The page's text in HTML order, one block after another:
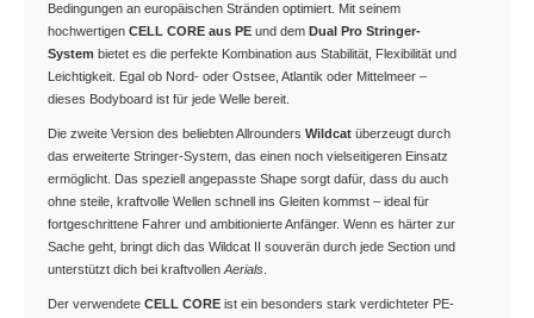
Bedingungen an europäischen Stränden optimiert. Mit seinem
hochwertigen CELL CORE aus PE und dem Dual Pro Stringer-
System bietet es die perfekte Kombination aus Stabilität, Flexibilität und
Leichtigkeit. Egal ob Nord- oder Ostsee, Atlantik oder Mittelmeer –
dieses Bodyboard ist für jede Welle bereit.
Die zweite Version des beliebten Allrounders Wildcat überzeugt durch
das erweiterte Stringer-System, das einen noch vielseitigeren Einsatz
ermöglicht. Das speziell angepasste Shape sorgt dafür, dass du auch
ohne steile, kraftvolle Wellen schnell ins Gleiten kommst – ideal für
fortgeschrittene Fahrer und ambitionierte Anfänger. Wenn es härter zur
Sache geht, bringt dich das Wildcat II souverän durch jede Section und
unterstützt dich bei kraftvollen Aerials
Der verwendete CELL CORE ist ein besonders stark verdichteter PE-